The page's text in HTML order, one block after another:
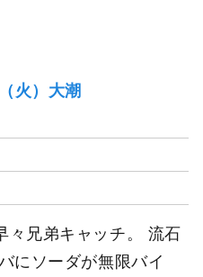
火）大潮
々兄弟キャッチ。 流石
にソーダが無限バイ